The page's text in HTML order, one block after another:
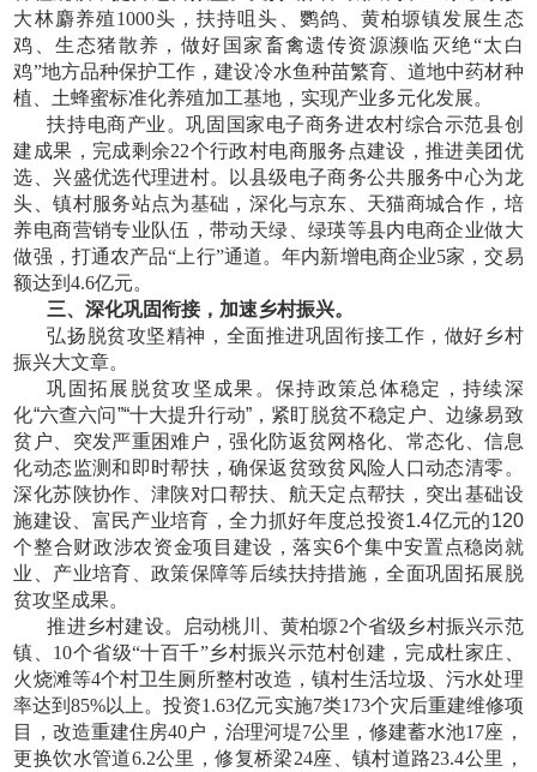
大林麝养殖1000头，扶持咀头、鹦鸽、黄柏塬镇发展生态
鸡、生态猪散养，做好国家畜禽遗传资源濒临灭绝“太白
鸡”地方品种保护工作，建设冷水鱼种苗繁育、道地中药材种
植、土蜂蜜标准化养殖加工基地，实现产业多元化发展。
扶持电商产业。巩固国家电子商务进农村综合示范县创
建成果，完成剩余22个行政村电商服务点建设，推进美团优
选、兴盛优选代理进村。以县级电子商务公共服务中心为龙
头、镇村服务站点为基础，深化与京东、天猫商城合作，培
养电商营销专业队伍，带动天绿、绿瑛等县内电商企业做大
做强，打通农产品“上行”通道。年内新增电商企业5家，交易
额达到4.6亿元。
三、深化巩固衔接，加速乡村振兴。
弘扬脱贫攻坚精神，全面推进巩固衔接工作，做好乡村
振兴大文章。
巩固拓展脱贫攻坚成果。保持政策总体稳定，持续深
化“六查六问”“十大提升行动”，紧盯脱贫不稳定户、边缘易致
贫户、突发严重困难户，强化防返贫网格化、常态化、信息
化动态监测和即时帮扶，确保返贫致贫风险人口动态清零。
深化苏陕协作、津陕对口帮扶、航天定点帮扶，突出基础设
施建设、富民产业培育，全力抓好年度总投资1.4亿元的120
个整合财政涉农资金项目建设，落实6个集中安置点稳岗就
业、产业培育、政策保障等后续扶持措施，全面巩固拓展脱
贫攻坚成果。
推进乡村建设。启动桃川、黄柏塬2个省级乡村振兴示范
镇、10个省级“十百千”乡村振兴示范村创建，完成杜家庄、
火烧滩等4个村卫生厕所整村改造，镇村生活垃圾、污水处理
率达到85%以上。投资1.63亿元实施7类173个灾后重建维修项
目，改造重建住房40户，治理河堤7公里，修建蓄水池17座，
更换饮水管道6.2公里，修复桥梁24座、镇村道路23.4公里，